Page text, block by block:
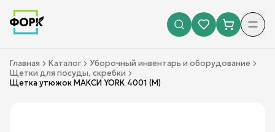
Главная Каталог
Уборочный инвентарь и оборудование
Щетки для посуды, скребки
Щетка утюжок МАКСИ YORK 4001 (М)